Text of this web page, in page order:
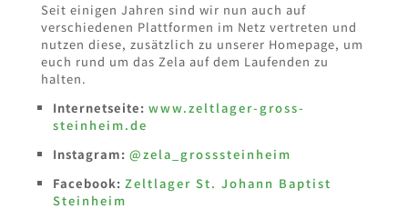
Seit einigen Jahren sind wir nun auch auf
verschiedenen Plattformen im Netz vertreten und
nutzen diese, zusätzlich zu unserer Homepage, um
euch rund um das Zela auf dem Laufenden zu
halten.
Internetseite: www.zeltlager-gross-
steinheim.de
Instagram: @zela_grosssteinheim
Facebook: Zeltlager St. Johann Baptist
Steinheim